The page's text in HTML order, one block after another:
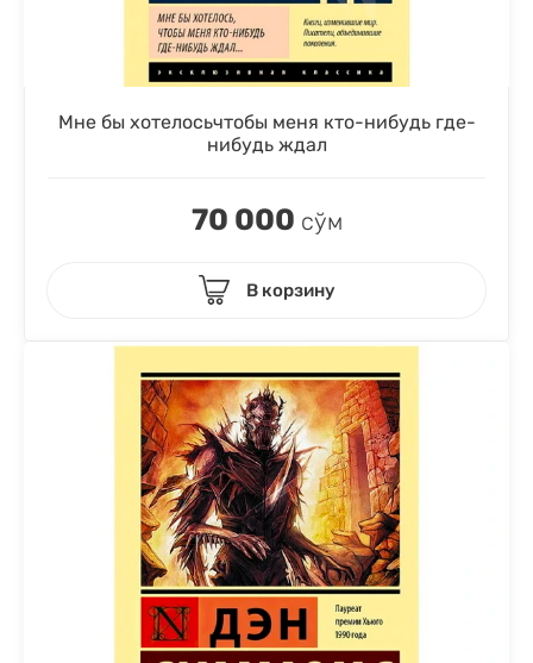
Мне бы хотелосьчтобы меня кто-нибудь где-
нибудь ждал
70 000 сўм
В корзину